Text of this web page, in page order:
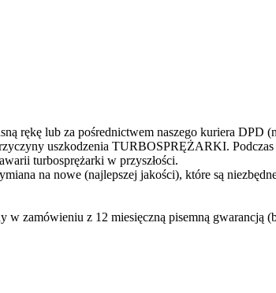
rękę lub za pośrednictwem naszego kuriera DPD
uszkodzenia TURBOSPRĘŻARKI.
turbosprężarki w przyszłości.
na nowe (najlepszej jakości), które są
w zamówieniu z 12 miesięczną pisemną